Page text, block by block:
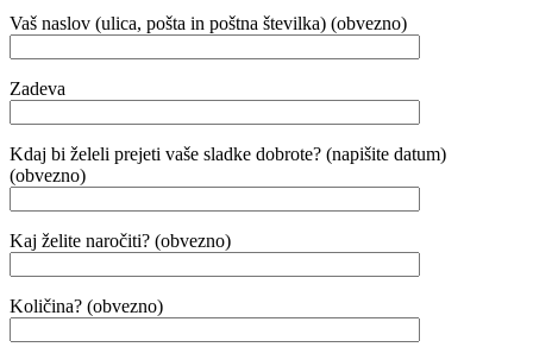
Vaš naslov (ulica, pošta in poštna številka) (obvezno)
Zadeva
Kdaj bi želeli prejeti vaše sladke dobrote? (napišite datum)
(obvezno)
Kaj želite naročiti? (obvezno)
Količina? (obvezno)